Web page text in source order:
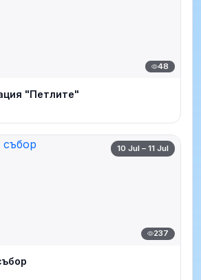
48
"Петлите"
10 Jul – 11 Jul
237